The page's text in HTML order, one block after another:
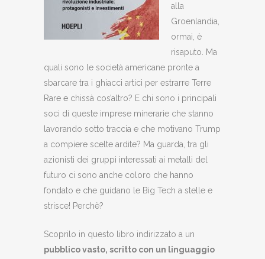
alla
Groenlandia,
ormai, è
risaputo. Ma
quali sono le società americane pronte a
sbarcare tra i ghiacci artici per estrarre Terre
Rare e chissà cos’altro? E chi sono i principali
soci di queste imprese minerarie che stanno
lavorando sotto traccia e che motivano Trump
a compiere scelte ardite? Ma guarda, tra gli
azionisti dei gruppi interessati ai metalli del
futuro ci sono anche coloro che hanno
fondato e che guidano le Big Tech a stelle e
strisce! Perchè?
Scoprilo in questo libro indirizzato a un
pubblico vasto, scritto con un linguaggio